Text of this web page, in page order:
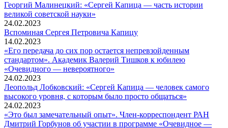
Георгий Малинецкий: «Сергей Капица — часть истории
великой советской науки»
24.02.2023
Вспоминaя Сергея Петровича Капицу
14.02.2023
«Его передача до сих пор остается непревзойденным
стандартом». Академик Валерий Тишков к юбилею
«Очевидного — невероятного»
24.02.2023
Леопольд Лобковский: «Сергей Капица — человек самого
высокого уровня, с которым было просто общаться»
24.02.2023
«Это был замечательный опыт». Член-корреспондент РАН
Дмитрий Горбунов об участии в программе «Очевидное —